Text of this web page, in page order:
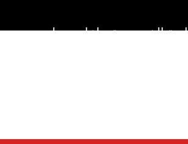
من نحن اعلن معنا الخصوصية